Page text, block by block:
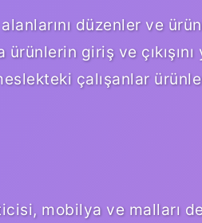
düzenler ve
giriş ve
çalışanlar
mobilya ve malları